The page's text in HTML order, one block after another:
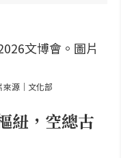
源｜文化部
紐，空總古